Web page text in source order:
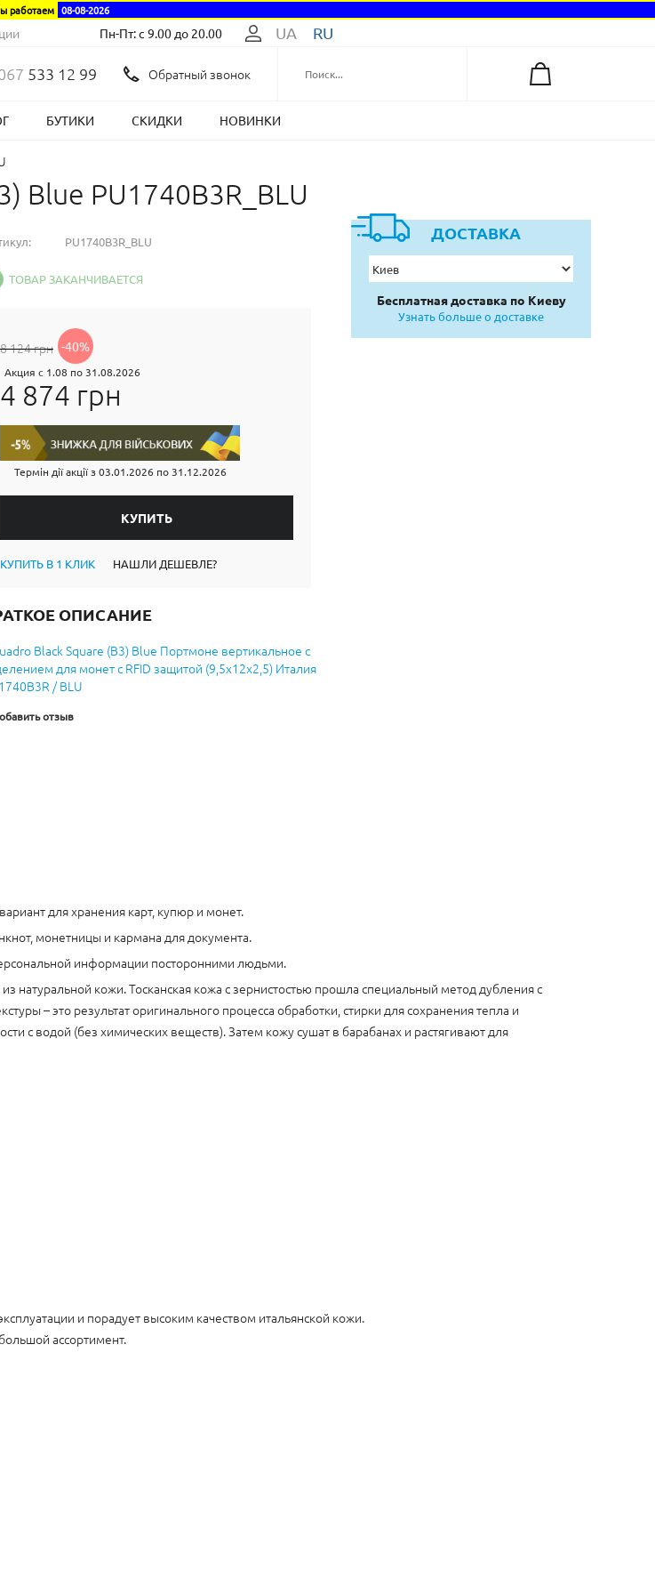
работаем 08-08-2026
Пн-Пт: с 9.00 до 20.00 UA RU
533 12 99 Обратный звонок
БУТИКИ СКИДКИ НОВИНКИ
Blue PU1740B3R_BLU
PU1740B3R_BLU
ТОВАР ЗАКАНЧИВАЕТСЯ
8 124 грн -40%
Акция с 1.08 по 31.08.2026
4 874 грн
Термін дії акції з03.01.2026 по 31.12.2026
КУПИТЬ В 1 КЛИК НАШЛИ ДЕШЕВЛЕ?
ОПИСАНИЕ
Black Square (B3) Blue Портмоне вертикальное с
для монет с RFID защитой (9,5x12x2,5) Италия
/ BLU
отзыв
ДОСТАВКА
Бесплатная доставка по Киеву
Узнать больше о доставке
для хранения карт, купюр и монет.
монетницы и кармана для документа.
информации посторонними людьми.
натуральной кожи. Тосканская кожа с зернистостью прошла специальный метод дубления с
– это результат оригинального процесса обработки, стирки для сохранения тепла и
с водой (без химических веществ). Затем кожу сушат в барабанах и растягивают для
и порадует высоким качеством итальянской кожи.
ассортимент.